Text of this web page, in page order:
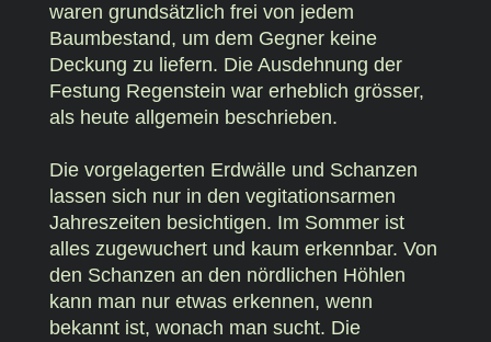
waren grundsätzlich frei von jedem
Baumbestand, um dem Gegner keine
Deckung zu liefern. Die Ausdehnung der
Festung Regenstein war erheblich grösser,
als heute allgemein beschrieben.
Die vorgelagerten Erdwälle und Schanzen
lassen sich nur in den vegitationsarmen
Jahreszeiten besichtigen. Im Sommer ist
alles zugewuchert und kaum erkennbar. Von
den Schanzen an den nördlichen Höhlen
kann man nur etwas erkennen, wenn
bekannt ist, wonach man sucht. Die